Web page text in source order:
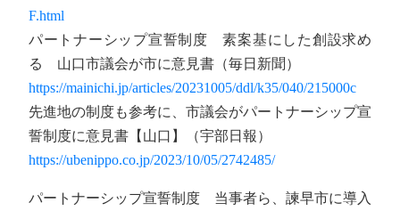
F.html
パートナーシップ宣誓制度 素案基にした創設求め
る 山口市議会が市に意見書（毎日新聞）
https://mainichi.jp/articles/20231005/ddl/k35/040/215000c
先進地の制度も参考に、市議会がパートナーシップ宣
誓制度に意見書【山口】（宇部日報）
https://ubenippo.co.jp/2023/10/05/2742485/
パートナーシップ宣誓制度 当事者ら、諫早市に導入